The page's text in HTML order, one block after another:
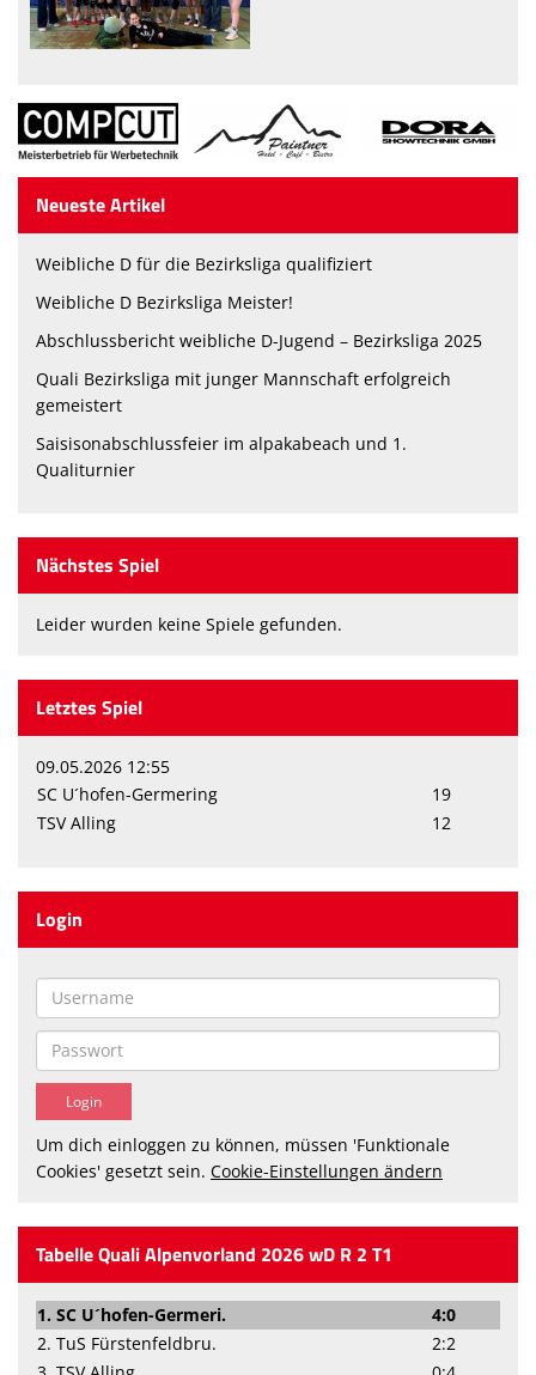
Neueste Artikel
Weibliche D für die Bezirksliga qualifiziert
Weibliche D Bezirksliga Meister!
Abschlussbericht weibliche D-Jugend – Bezirksliga 2025
Quali Bezirksliga mit junger Mannschaft erfolgreich
gemeistert
Saisisonabschlussfeier im alpakabeach und 1.
Qualiturnier
Nächstes Spiel
Leider wurden keine Spiele gefunden.
Letztes Spiel
09.05.2026 12:55
SC U´hofen-Germering
19
TSV Alling
12
Login
Um dich einloggen zu können, müssen 'Funktionale
Cookies' gesetzt sein. Cookie-Einstellungen ändern
Tabelle Quali Alpenvorland 2026 wD R 2 T1
1. SC U´hofen-Germeri.
4:0
2. TuS Fürstenfeldbru.
2:2